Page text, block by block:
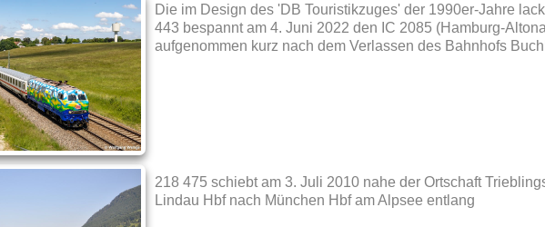
Die im Design des 'DB Touristikzuges' der 1990er-Jahre
443 bespannt am 4. Juni 2022 den IC 2085 (Hamburg-
aufgenommen kurz nach dem Verlassen des Bahnhofs
218 475 schiebt am 3. Juli 2010 nahe der Ortschaft
Lindau Hbf nach München Hbf am Alpsee entlang